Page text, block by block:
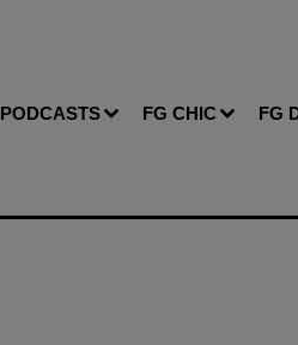
PODCASTS FG CHIC FG